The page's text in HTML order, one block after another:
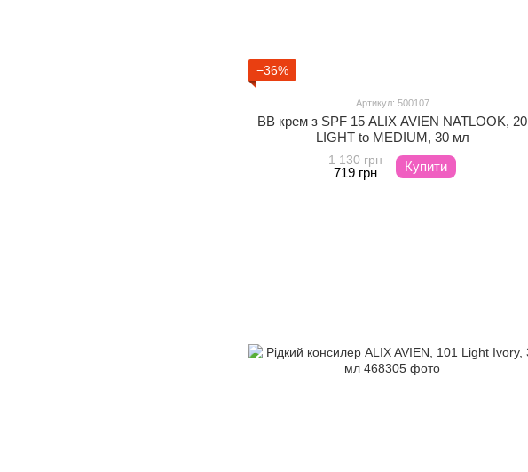
−36%
Артикул: 500107
BB крем з SPF 15 ALIX AVIEN NATLOOK, 20
LIGHT to MEDIUM, 30 мл
1 130 грн
719 грн Купити